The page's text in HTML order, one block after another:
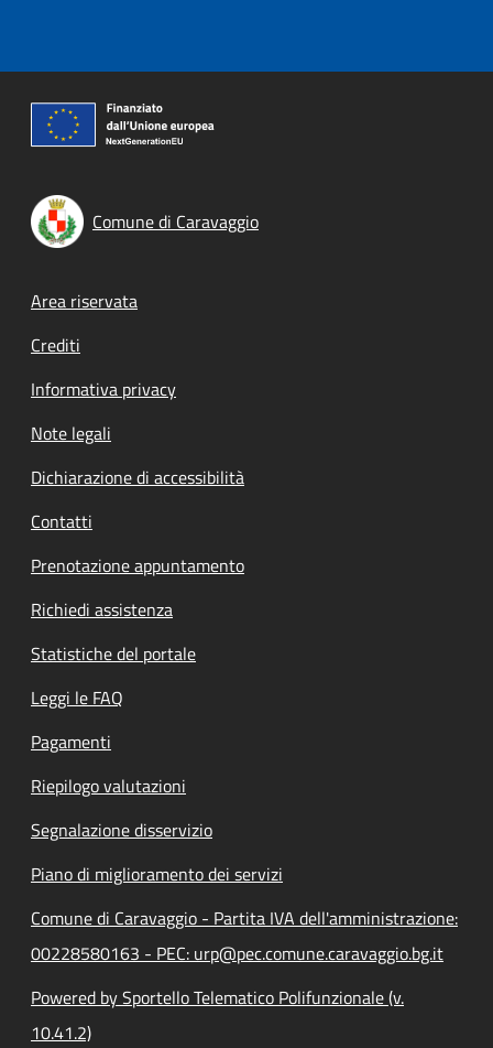
Comune di Caravaggio
Footer menu
Area riservata
Crediti
Informativa privacy
Note legali
Dichiarazione di accessibilità
Contatti
Prenotazione appuntamento
Richiedi assistenza
Statistiche del portale
Leggi le FAQ
Pagamenti
Riepilogo valutazioni
Segnalazione disservizio
Piano di miglioramento dei servizi
Comune di Caravaggio - Partita IVA dell'amministrazione:
00228580163 - PEC: urp@pec.comune.caravaggio.bg.it
Powered by Sportello Telematico Polifunzionale (v.
10.41.2)